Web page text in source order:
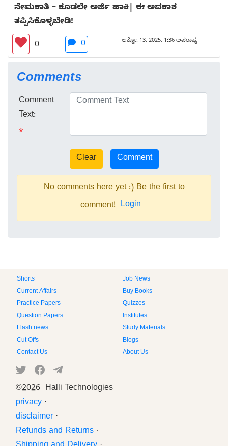
ನೇಮಕಾತಿ – ಕೂಡಲೇ ಅರ್ಜಿ ಹಾಕಿ| ಈ ಅವಕಾಶ
ತಪ್ಪಿಸಿಕೊಳ್ಳಬೇಡಿ!
0 0 ಅಕ್ಟೋ. 13, 2025, 1:36 ಅಪರಾಹ್ನ
Comments
Comment
Text:
*
No comments here yet :) Be the first to
comment! Login
Shorts
Job News
Current Affairs
Buy Books
Practice Papers
Quizzes
Question Papers
Institutes
Flash news
Study Materials
Cut Offs
Blogs
Contact Us
About Us
©2026 Halli Technologies
privacy ·
disclaimer ·
Refunds and Returns ·